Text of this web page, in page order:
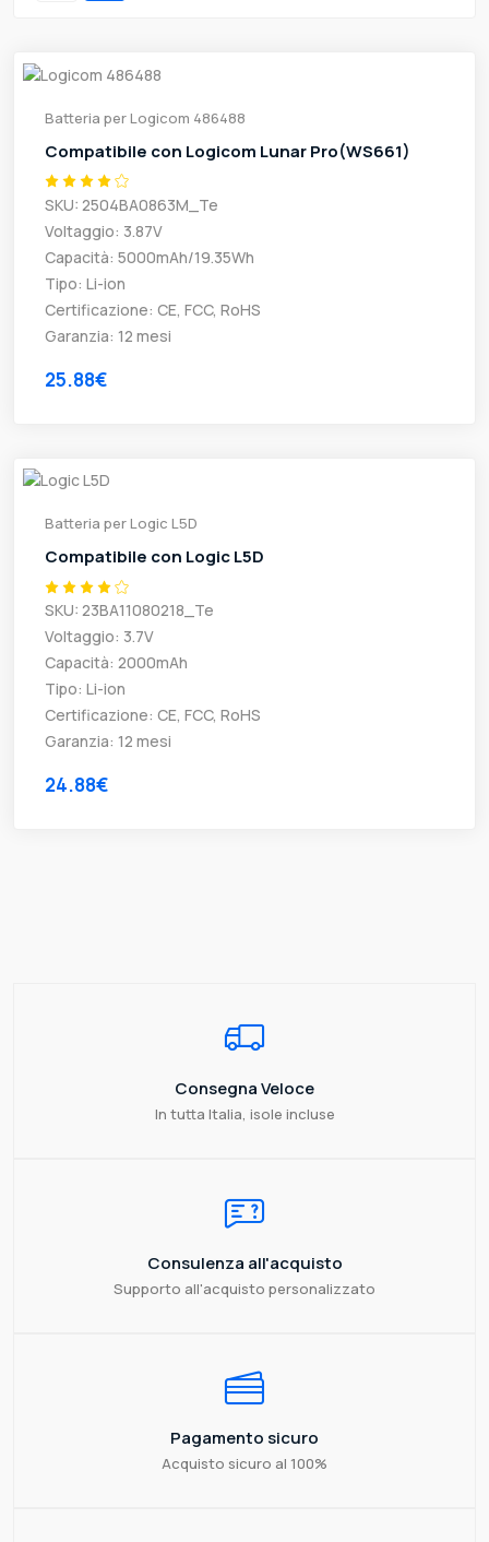
Batteria per Logicom 486488
Compatibile con Logicom Lunar Pro(WS661)
SKU: 2504BA0863M_Te
Voltaggio: 3.87V
Capacità: 5000mAh/19.35Wh
Tipo: Li-ion
Certificazione: CE, FCC, RoHS
Garanzia: 12 mesi
25.88€
Batteria per Logic L5D
Compatibile con Logic L5D
SKU: 23BA11080218_Te
Voltaggio: 3.7V
Capacità: 2000mAh
Tipo: Li-ion
Certificazione: CE, FCC, RoHS
Garanzia: 12 mesi
24.88€
Consegna Veloce
In tutta Italia, isole incluse
Consulenza all'acquisto
Supporto all'acquisto personalizzato
Pagamento sicuro
Acquisto sicuro al 100%